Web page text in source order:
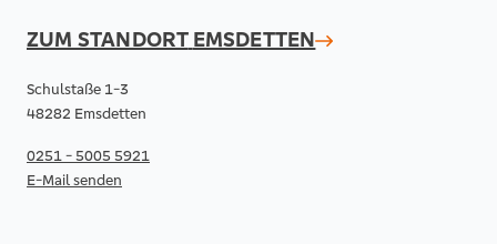
ZUM STANDORT EMSDETTEN
Schulstaße 1-3
48282 Emsdetten
0251 - 5005 5921
E-Mail senden